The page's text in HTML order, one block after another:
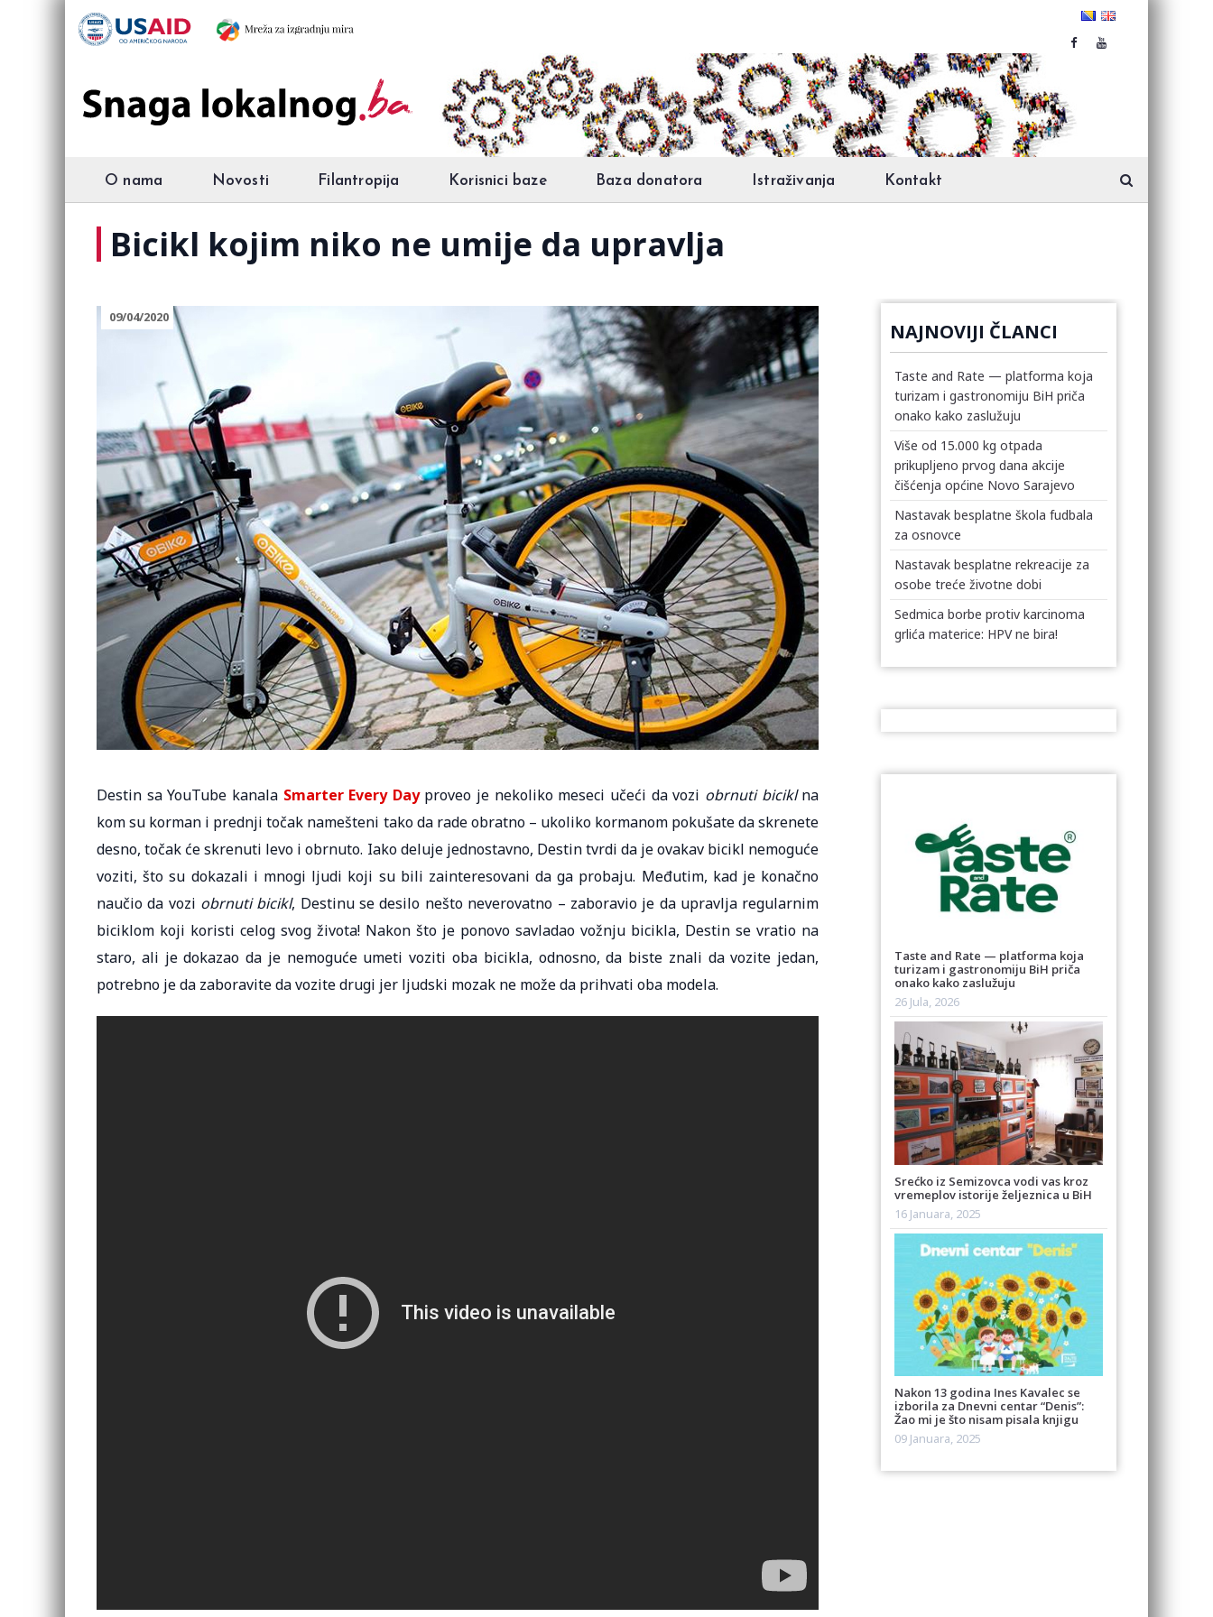
O nama Novosti Filantropija Korisnici baze Baza donatora Istraživanja Kontakt
Bicikl kojim niko ne umije da upravlja
09/04/2020
Destin sa YouTube kanala Smarter Every Dayproveo je nekoliko meseci učeći da vozi obrnuti biciklna
kom su korman i prednji točak namešteni tako da rade obratno – ukoliko kormanom pokušate da skrenete
desno, točak će skrenuti levo i obrnuto. Iako deluje jednostavno, Destin tvrdi da je ovakav bicikl nemoguće
voziti, što su dokazali i mnogi ljudi koji su bili zainteresovani da ga probaju. Međutim, kad je konačno
naučio da vozi obrnuti bicikl, Destinu se desilo nešto neverovatno – zaboravio je da upravlja regularnim
biciklom koji koristi celog svog života! Nakon što je ponovo savladao vožnju bicikla, Destin se vratio na
staro, ali je dokazao da je nemoguće umeti voziti oba bicikla, odnosno, da biste znali da vozite jedan,
potrebno je da zaboravite da vozite drugi jer ljudski mozak ne može da prihvati oba modela.
NAJNOVIJI ČLANCI
Taste and Rate — platforma koja
turizam i gastronomiju BiH priča
onako kako zaslužuju
Više od 15.000 kg otpada
prikupljeno prvog dana akcije
čišćenja općine Novo Sarajevo
Nastavak besplatne škola fudbala
za osnovce
Nastavak besplatne rekreacije za
osobe treće životne dobi
Sedmica borbe protiv karcinoma
grlića materice: HPV ne bira!
Taste and Rate — platforma koja
turizam i gastronomiju BiH priča
onako kako zaslužuju
26 Jula, 2026
Srećko iz Semizovca vodi vas kroz
vremeplov istorije željeznica u BiH
16 Januara, 2025
Nakon 13 godina Ines Kavalec se
izborila za Dnevni centar “Denis”:
Žao mi je što nisam pisala knjigu
09 Januara, 2025